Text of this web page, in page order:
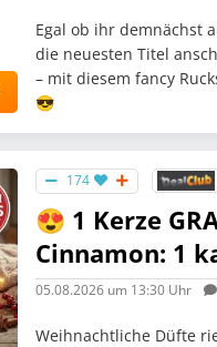
Egal ob ihr demnächst
die neuesten Titel
– mit diesem fancy
😎
174
😍 1 Kerze
Cinnamon: 1
05.08.2026 um 13:30 Uhr
Weihnachtliche Düfte